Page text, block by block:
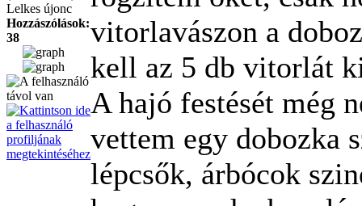
Lelkes újonc
Hozzászólások:
38
vitorlavászon a
kell az 5 db vitorlát
A hajó festését még
vettem egy dobozka
lépcsők, árbócok